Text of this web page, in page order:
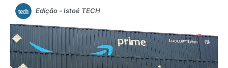
Edição - Istoé TECH